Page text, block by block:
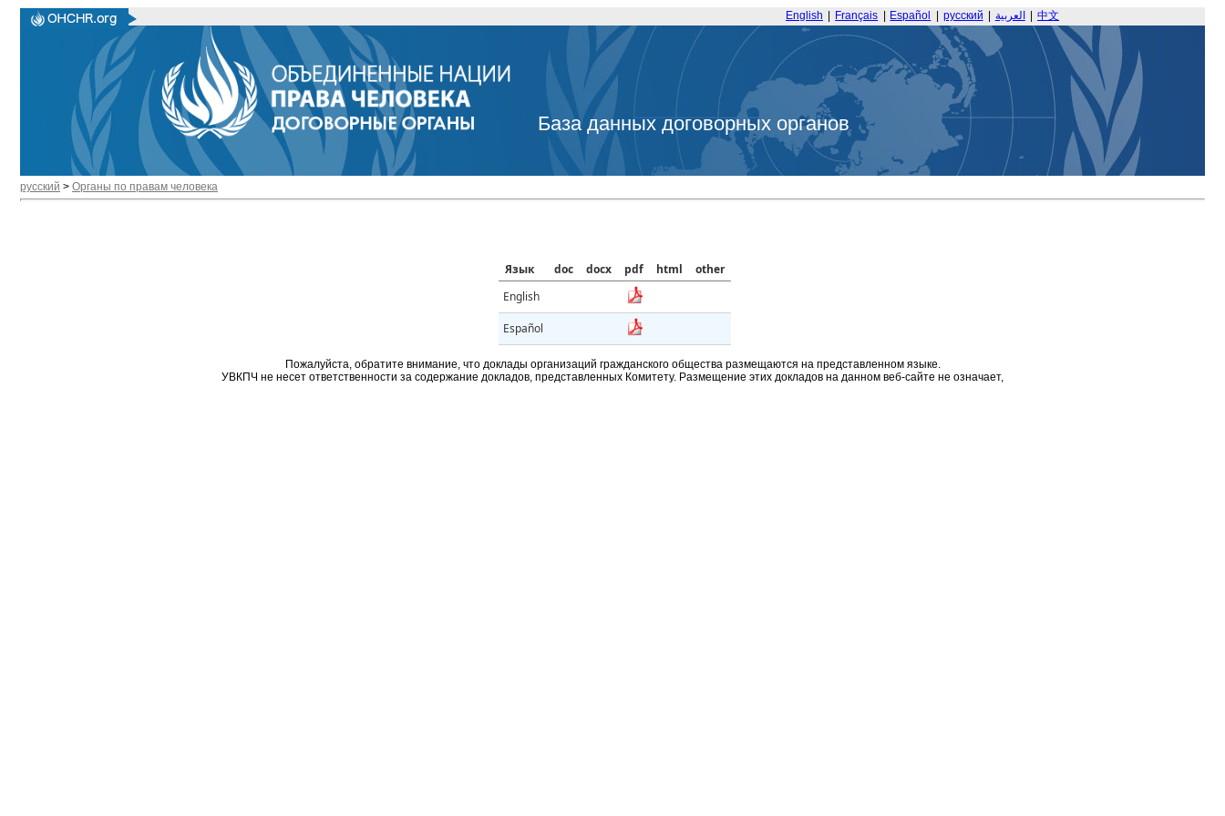
English Français Español русский العربية 中文
База данных договорных органов
русский > Органы по правам человека
Язык doc docx pdf html
other
English
Español
Пожалуйста, обратите внимание, что доклады организаций гражданского общества размещаются на представленном языке.
УВКПЧ не несет ответственности за содержание докладов, представленных Комитету. Размещение этих докладов на данном веб-сайте не означает,